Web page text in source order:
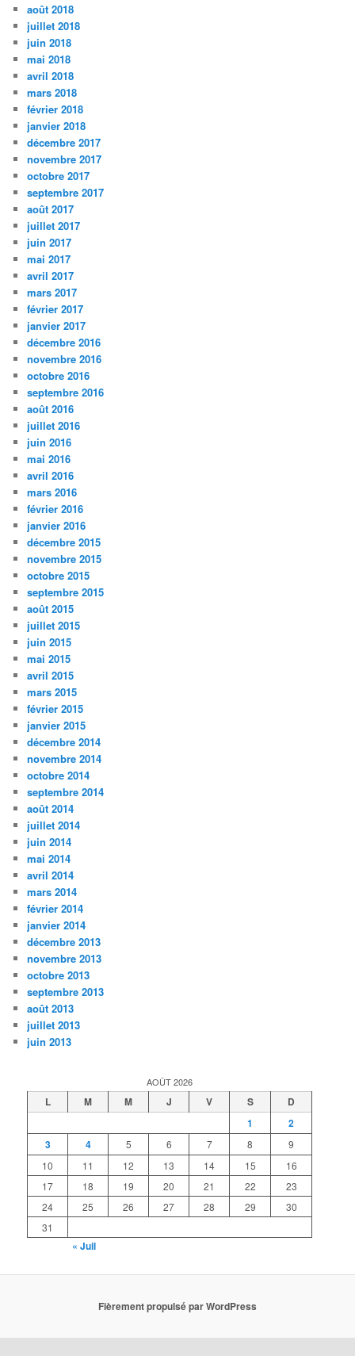
août 2018
juillet 2018
juin 2018
mai 2018
avril 2018
mars 2018
février 2018
janvier 2018
décembre 2017
novembre 2017
octobre 2017
septembre 2017
août 2017
juillet 2017
juin 2017
mai 2017
avril 2017
mars 2017
février 2017
janvier 2017
décembre 2016
novembre 2016
octobre 2016
septembre 2016
août 2016
juillet 2016
juin 2016
mai 2016
avril 2016
mars 2016
février 2016
janvier 2016
décembre 2015
novembre 2015
octobre 2015
septembre 2015
août 2015
juillet 2015
juin 2015
mai 2015
avril 2015
mars 2015
février 2015
janvier 2015
décembre 2014
novembre 2014
octobre 2014
septembre 2014
août 2014
juillet 2014
juin 2014
mai 2014
avril 2014
mars 2014
février 2014
janvier 2014
décembre 2013
novembre 2013
octobre 2013
septembre 2013
août 2013
juillet 2013
juin 2013
AOÛT 2026
L M M J V S
D
1
2
3
4 5 6 7 8
9
10
11 12 13 14 15
16
17
18 19 20 21 22
23
24
25 26 27 28 29
30
31
« Juil
Fièrement propulsé par WordPress